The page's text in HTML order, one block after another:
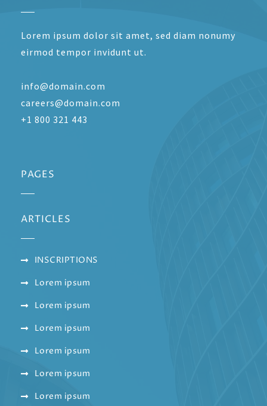
Lorem ipsum dolor sit amet, sed diam nonumy
eirmod tempor invidunt ut.
info@domain.com
careers@domain.com
+1 800 321 443
PAGES
ARTICLES
INSCRIPTIONS
Lorem ipsum
Lorem ipsum
Lorem ipsum
Lorem ipsum
Lorem ipsum
Lorem ipsum